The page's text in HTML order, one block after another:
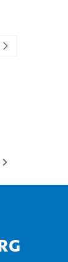
Navigieren mit